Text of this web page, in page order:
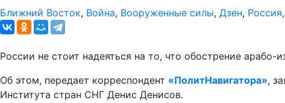
Ближний Восток, Война, Вооруженные силы, Дзен, Россия,
России не стоит надеяться на то, что обострение
Об этом, передает корреспондент «ПолитНавигатора»,
Института стран СНГ Денис Денисов.